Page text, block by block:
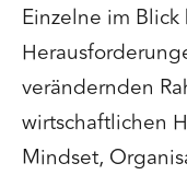
Einzelne im
verändernden
wirtschaftlichen
Mindset,